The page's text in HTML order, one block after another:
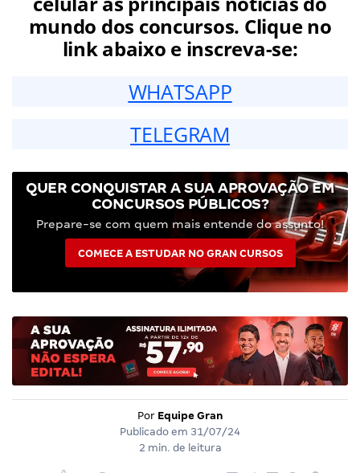
mundo dos concursos. Clique no
link abaixo e inscreva-se:
WHATSAPP
TELEGRAM
QUER CONQUISTAR A SUA APROVAÇÃO EM
CONCURSOS PÚBLICOS?
Prepare-se com quem mais entende do assunto!
COMECE A ESTUDAR NO GRAN CURSOS
Por Equipe Gran
Publicado em 31/07/24
2 min. de leitura